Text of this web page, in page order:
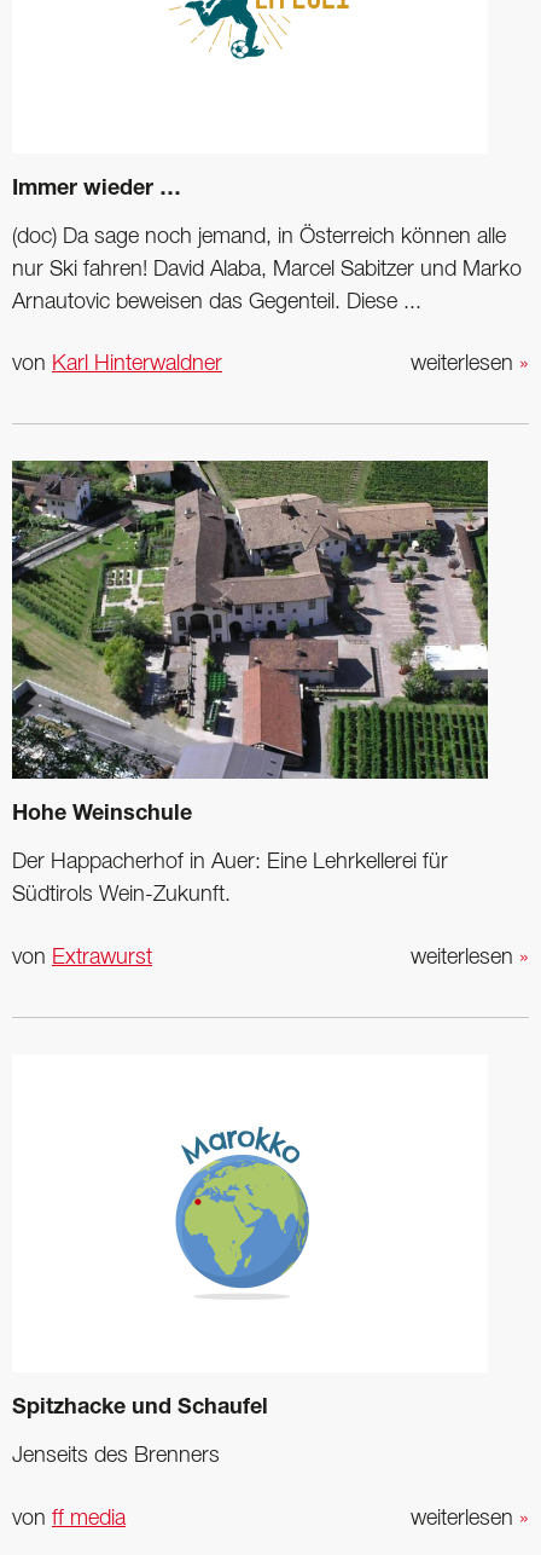
Immer wieder …
(doc) Da sage noch jemand, in Österreich können alle
nur Ski fahren! David Alaba, Marcel Sabitzer und Marko
Arnautovic beweisen das Gegenteil. Diese ...
weiterlesen »
von Karl Hinterwaldner
Hohe Weinschule
Der Happacherhof in Auer: Eine Lehrkellerei für
Südtirols Wein-Zukunft.
weiterlesen »
von Extrawurst
Spitzhacke und Schaufel
Jenseits des Brenners
weiterlesen »
von ff media